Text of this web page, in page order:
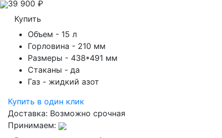
39 900 ₽
Купить
Объем - 15 л
Горловина - 210 мм
Размеры - 438*491 мм
Стаканы - да
Газ - жидкий азот
Купить в один клик
Доставка: Возможно срочная
Принимаем: